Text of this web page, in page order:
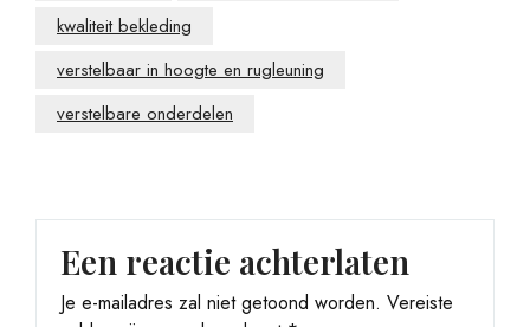
kwaliteit bekleding
verstelbaar in hoogte en rugleuning
verstelbare onderdelen
Een reactie achterlaten
Je e-mailadres zal niet getoond worden. Vereiste